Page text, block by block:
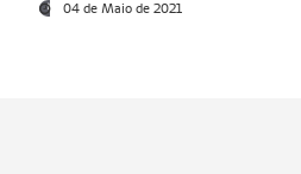
04 de Maio de 2021